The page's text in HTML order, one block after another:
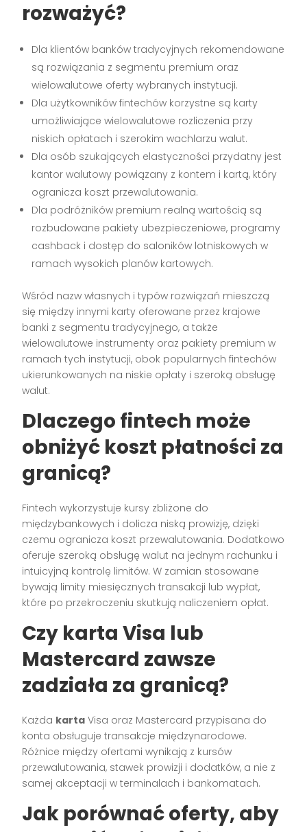
rozważyć?
Dla klientów banków tradycyjnych rekomendowane
są rozwiązania z segmentu premium oraz
wielowalutowe oferty wybranych instytucji.
Dla użytkowników fintechów korzystne są karty
umożliwiające wielowalutowe rozliczenia przy
niskich opłatach i szerokim wachlarzu walut.
Dla osób szukających elastyczności przydatny jest
kantor walutowy powiązany z kontem i kartą, który
ogranicza koszt przewalutowania.
Dla podróżników premium realną wartością są
rozbudowane pakiety ubezpieczeniowe, programy
cashback i dostęp do saloników lotniskowych w
ramach wysokich planów kartowych.
Wśród nazw własnych i typów rozwiązań mieszczą
się między innymi karty oferowane przez krajowe
banki z segmentu tradycyjnego, a także
wielowalutowe instrumenty oraz pakiety premium w
ramach tych instytucji, obok popularnych fintechów
ukierunkowanych na niskie opłaty i szeroką obsługę
walut.
Dlaczego fintech może
obniżyć koszt płatności za
granicą?
Fintech wykorzystuje kursy zbliżone do
międzybankowych i dolicza niską prowizję, dzięki
czemu ogranicza koszt przewalutowania. Dodatkowo
oferuje szeroką obsługę walut na jednym rachunku i
intuicyjną kontrolę limitów. W zamian stosowane
bywają limity miesięcznych transakcji lub wypłat,
które po przekroczeniu skutkują naliczeniem opłat.
Czy karta Visa lub
Mastercard zawsze
zadziała za granicą?
Każda karta Visa oraz Mastercard przypisana do
konta obsługuje transakcje międzynarodowe.
Różnice między ofertami wynikają z kursów
przewalutowania, stawek prowizji i dodatków, a nie z
samej akceptacji w terminalach i bankomatach.
Jak porównać oferty, aby